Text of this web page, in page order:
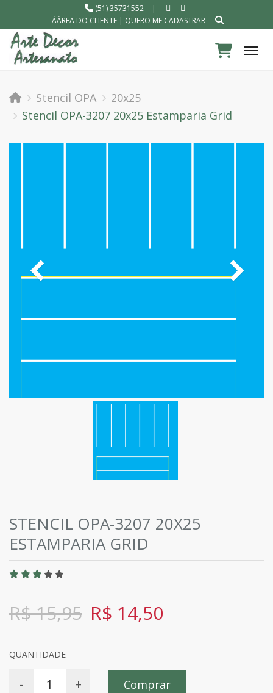
(51) 35731552
|
ÁÁREA DO CLIENTE| QUERO ME CADASTRAR
Stencil OPA
20x25
Stencil OPA-3207 20x25 Estamparia Grid
STENCIL OPA-3207 20X25
ESTAMPARIA GRID
R$ 15,95 R$ 14,50
QUANTIDADE
- + Comprar